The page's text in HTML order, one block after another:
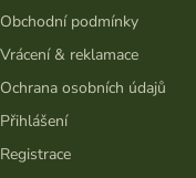
Obchodní podmínky
Vrácení & reklamace
Ochrana osobních údajů
Přihlášení
Registrace